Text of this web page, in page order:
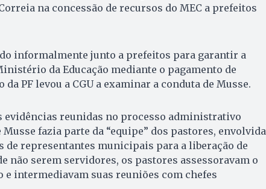
na concessão de recursos do MEC a prefeitos
informalmente junto a prefeitos para garantir a
da Educação mediante o pagamento de
PF levou a CGU a examinar a conduta de Musse.
evidências reunidas no processo administrativo
fazia parte da “equipe” dos pastores, envolvida
de representantes municipais para a liberação de
não serem servidores, os pastores assessoravam o
e intermediavam suas reuniões com chefes